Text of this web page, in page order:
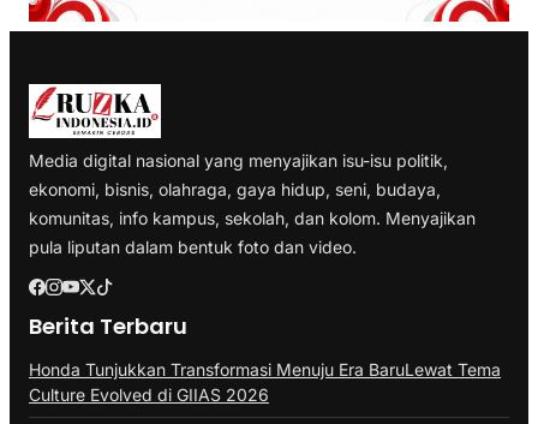
Media digital nasional yang menyajikan isu-isu politik,
ekonomi, bisnis, olahraga, gaya hidup, seni, budaya,
komunitas, info kampus, sekolah, dan kolom. Menyajikan
pula liputan dalam bentuk foto dan video.
Berita Terbaru
Honda Tunjukkan Transformasi Menuju Era BaruLewat Tema
Culture Evolved di GIIAS 2026